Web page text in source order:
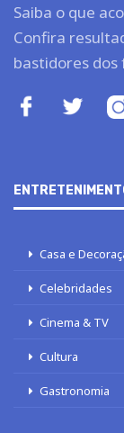
Saiba o que
Confira
bastidores dos
Casa e
Celebridades
Cinema & TV
Cultura
Gastronomia